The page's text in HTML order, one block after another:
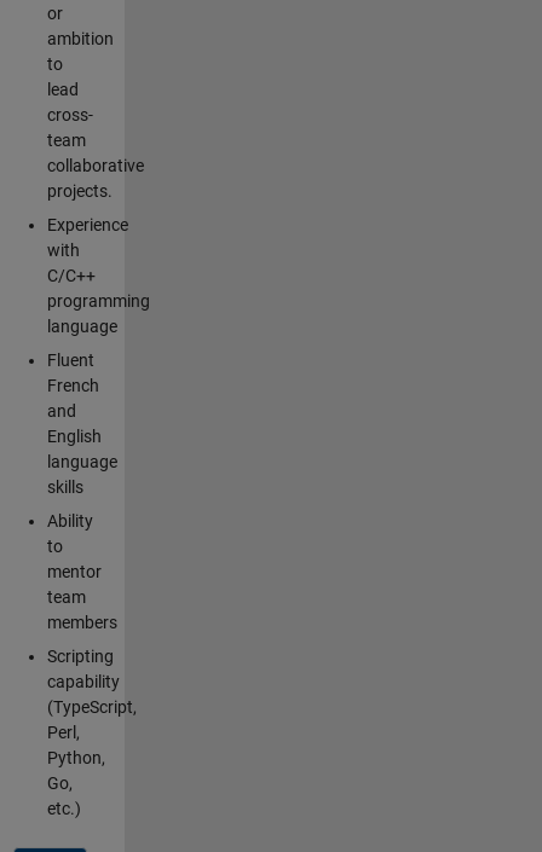
or
ambition
to
lead
cross-
team
collaborative
projects.
Experience
with
C/C++
programming
language
Fluent
French
and
English
language
skills
Ability
to
mentor
team
members
Scripting
capability
(TypeScript,
Perl,
Python,
Go,
etc.)